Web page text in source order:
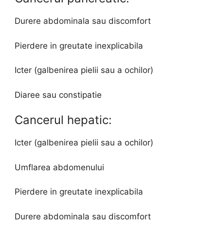
Durere abdominala sau discomfort
Pierdere in greutate inexplicabila
Icter (galbenirea pielii sau a ochilor)
Diaree sau constipatie
Cancerul hepatic:
Icter (galbenirea pielii sau a ochilor)
Umflarea abdomenului
Pierdere in greutate inexplicabila
Durere abdominala sau discomfort